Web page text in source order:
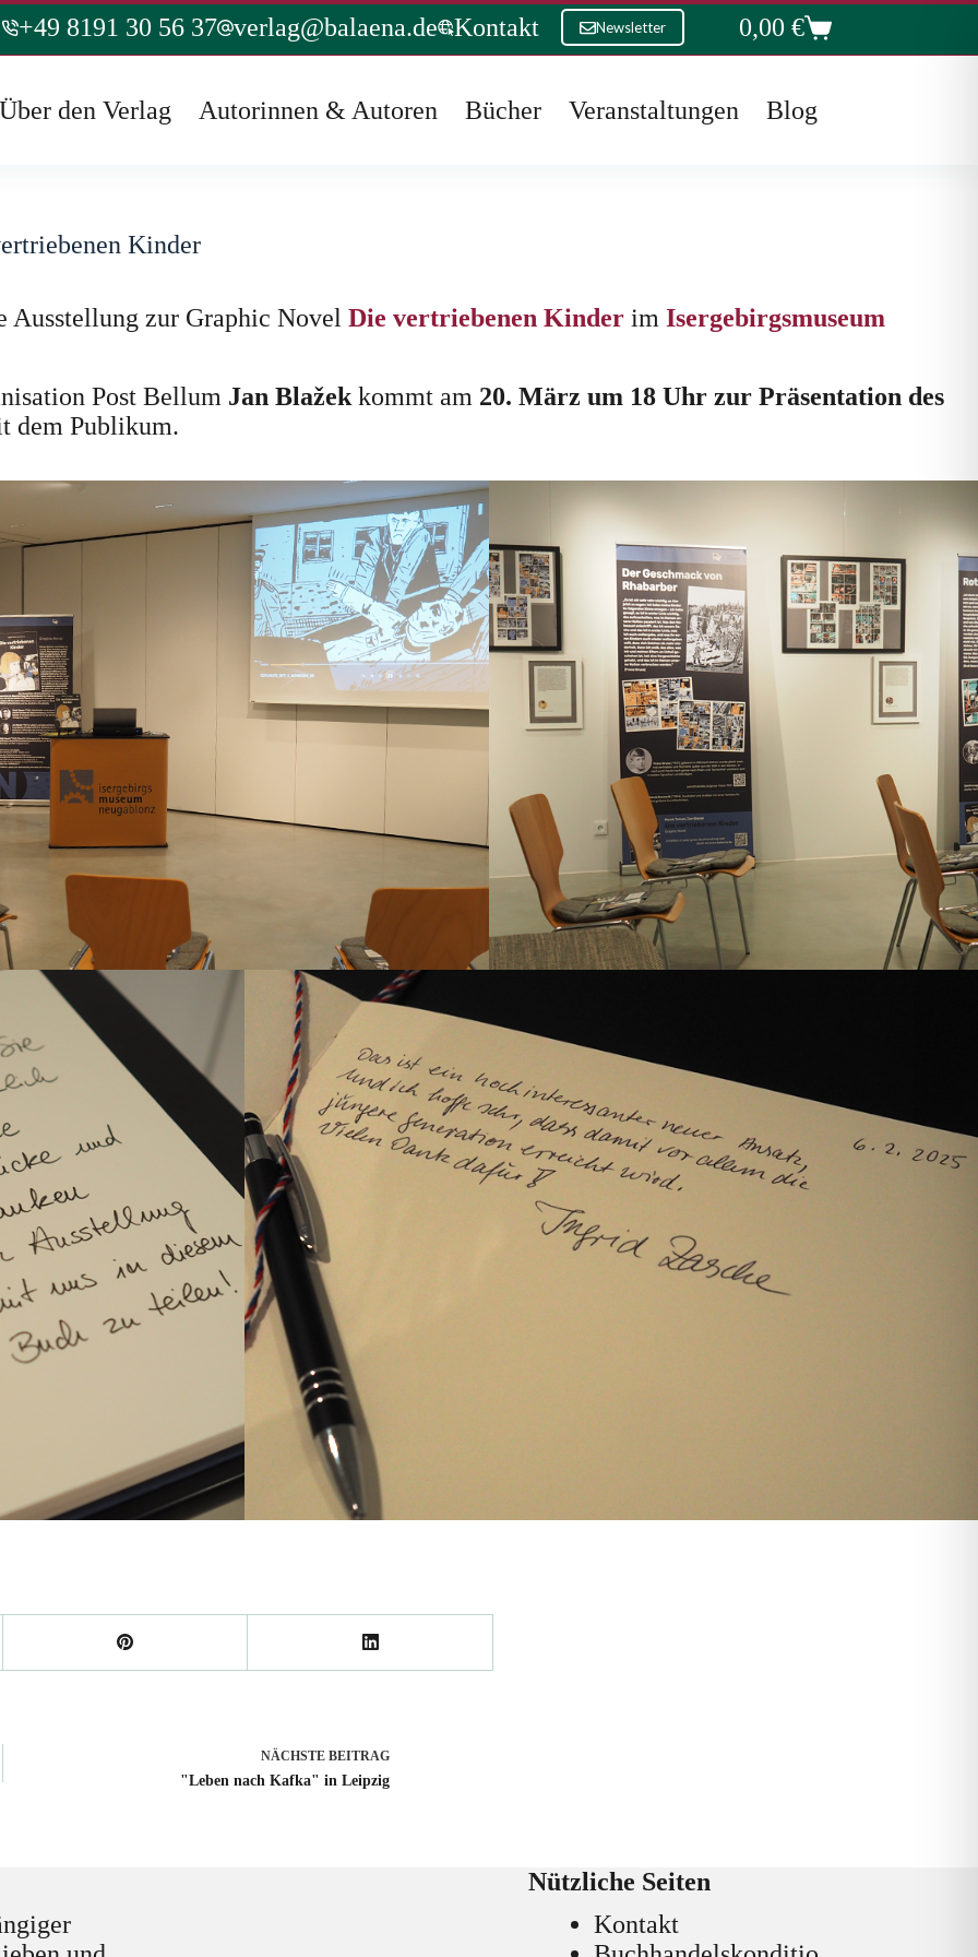
+49 8191 30 56 37 verlag@balaena.de Kontakt Newsletter Warenkorb
0,00 €
Über den Verlag Autorinnen & Autoren Bücher Veranstaltungen Blog
Kinder
Ausstellung zur Graphic Novel Die vertriebenen Kinder im Isergebirgsmuseum
Post Bellum Jan Blažek kommt am 20. März um 18 Uhr zur Präsentation des
dem Publikum.
NÄCHSTE BEITRAG
"Leben nach Kafka" in Leipzig
Nützliche Seiten
Kontakt